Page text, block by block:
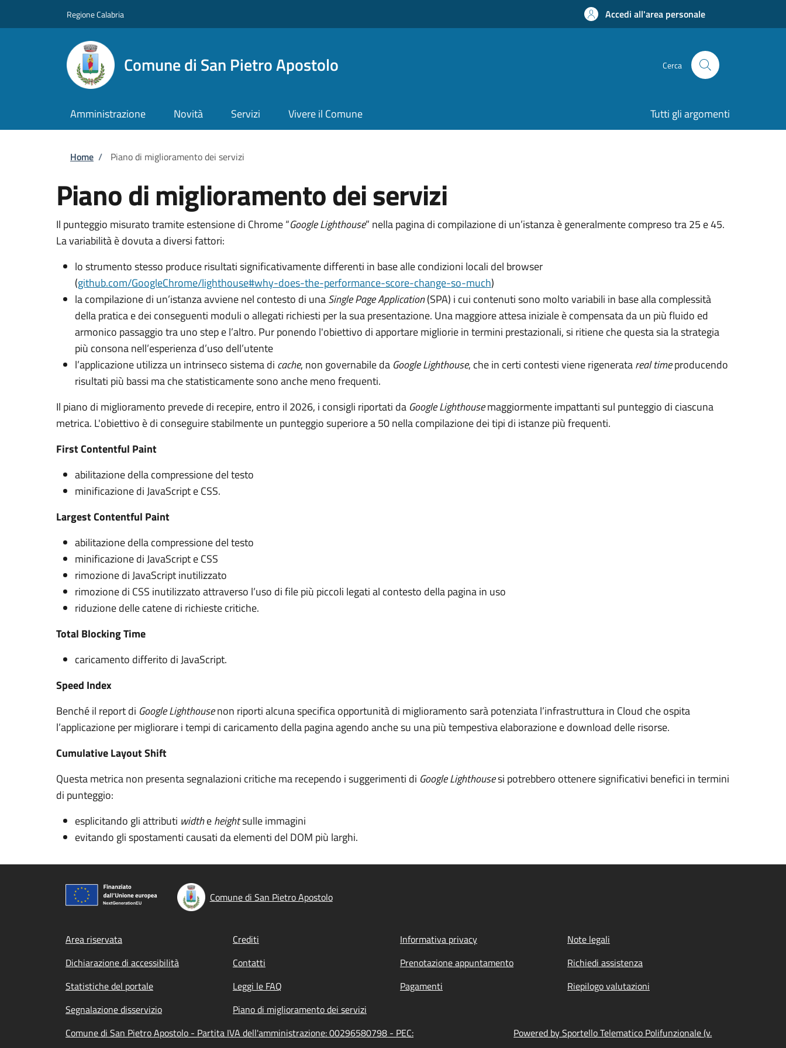
Regione Calabria Accedi all'area personale
Comune di San Pietro Apostolo Cerca
Amministrazione Novità Servizi Vivere il Comune Tutti gli argomenti
Briciole di pane
Home / Piano di miglioramento dei servizi
Piano di miglioramento dei servizi
Il punteggio misurato tramite estensione di Chrome “Google Lighthouse” nella pagina di compilazione di un’istanza è generalmente compreso tra 25 e 45.
La variabilità è dovuta a diversi fattori:
lo strumento stesso produce risultati significativamente differenti in base alle condizioni locali del browser
(github.com/GoogleChrome/lighthouse#why-does-the-performance-score-change-so-much)
la compilazione di un’istanza avviene nel contesto di unaSingle Page Application(SPA) i cui contenuti sono molto variabili in base alla complessità
della pratica e dei conseguenti moduli o allegati richiesti per la sua presentazione. Una maggiore attesa iniziale è compensata da un più fluido ed
armonico passaggio tra uno step e l’altro. Pur ponendo l'obiettivo di apportare migliorie in termini prestazionali, si ritiene che questa sia la strategia
più consona nell’esperienza d’uso dell’utente
l’applicazione utilizza un intrinseco sistema di cache, non governabile da Google Lighthouse, che in certi contesti viene rigeneratareal timeproducendo
risultati più bassi ma che statisticamente sono anche meno frequenti.
Il piano di miglioramento prevede di recepire, entro il 2026, i consigli riportati da Google Lighthousemaggiormente impattanti sul punteggio di ciascuna
metrica. L'obiettivo è di conseguire stabilmente un punteggio superiore a 50 nella compilazione dei tipi di istanze più frequenti.
First Contentful Paint
abilitazione della compressione del testo
minificazione di JavaScript e CSS.
Largest Contentful Paint
abilitazione della compressione del testo
minificazione di JavaScript e CSS
rimozione di JavaScript inutilizzato
rimozione di CSS inutilizzato attraverso l’uso di file più piccoli legati al contesto della pagina in uso
riduzione delle catene di richieste critiche.
Total Blocking Time
caricamento differito di JavaScript.
Speed Index
Benché il report di Google Lighthousenon riporti alcuna specifica opportunità di miglioramento sarà potenziata l’infrastruttura in Cloud che ospita
l’applicazione per migliorare i tempi di caricamento della pagina agendo anche su una più tempestiva elaborazione e download delle risorse.
Cumulative Layout Shift
Questa metrica non presenta segnalazioni critiche ma recependo i suggerimenti di Google Lighthousesi potrebbero ottenere significativi benefici in termini
di punteggio:
esplicitando gli attributi widtheheightsulle immagini
evitando gli spostamenti causati da elementi del DOM più larghi.
Comune di San Pietro Apostolo
Footer menu
Area riservata Crediti Informativa privacy
Note legali
Dichiarazione di accessibilità
Contatti Prenotazione appuntamento
Richiedi assistenza
Statistiche del portale
Leggi le FAQ Pagamenti
Riepilogo valutazioni
Segnalazione disservizio
Piano di miglioramento dei servizi
Comune di San Pietro Apostolo - Partita IVA dell'amministrazione: 00296580798 - PEC:
Powered by Sportello Telematico Polifunzionale (v.